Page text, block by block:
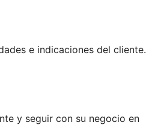
e indicaciones del cliente.
y seguir con su negocio en